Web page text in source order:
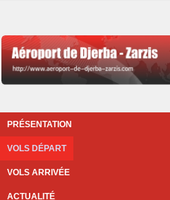
PRÉSENTATION
VOLS DÉPART
VOLS ARRIVÉE
ACTUALITÉ